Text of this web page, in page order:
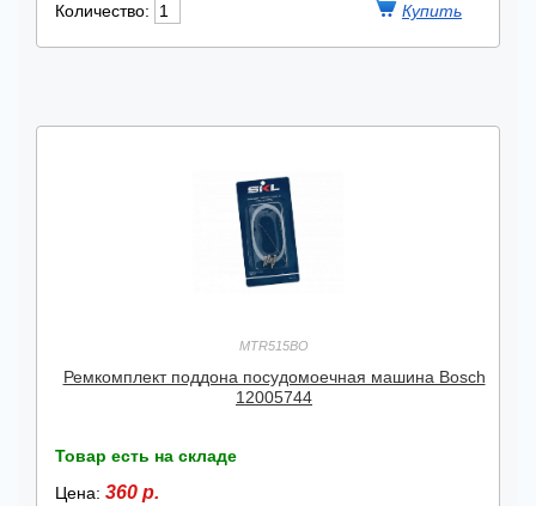
Количество:
MTR515BO
Ремкомплект поддона посудомоечная машина Bosch
12005744
Товар есть на складе
Цена: 360 р.